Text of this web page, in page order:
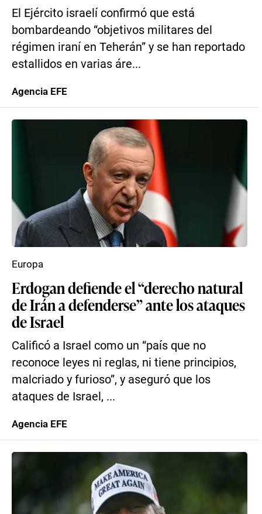
El Ejército israelí confirmó que está
bombardeando “objetivos militares del
régimen iraní en Teherán” y se han reportado
estallidos en varias áre...
Agencia EFE
Erdogan defiende el “derecho natural
de Irán a defenderse” ante los ataques
de Israel
Calificó a Israel como un “país que no
reconoce leyes ni reglas, ni tiene principios,
malcriado y furioso”, y aseguró que los
ataques de Israel, ...
Europa
Agencia EFE